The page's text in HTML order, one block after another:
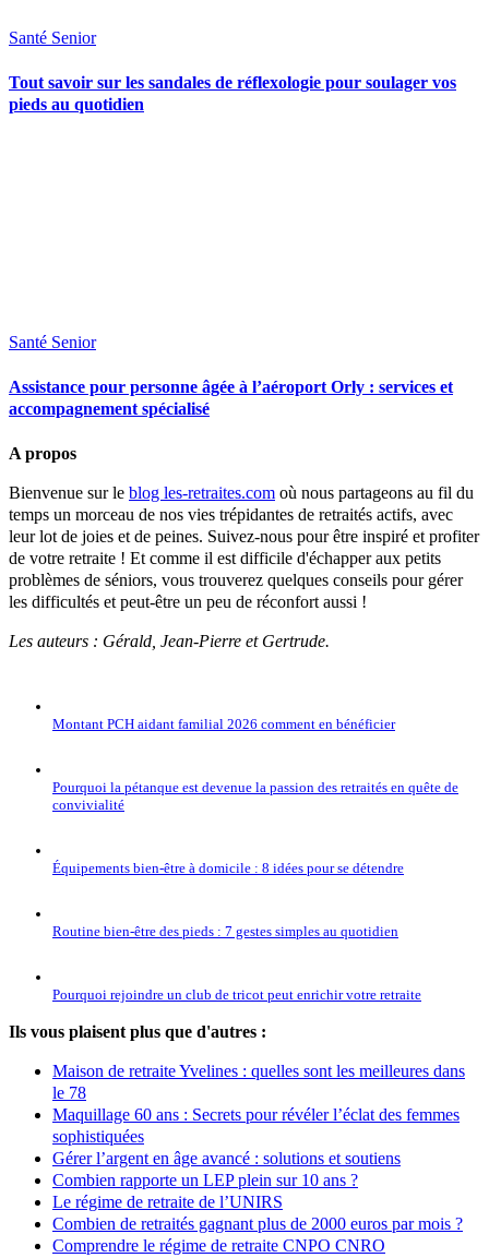
Santé Senior
Tout savoir sur les sandales de réflexologie pour soulager vos
pieds au quotidien
Santé Senior
Assistance pour personne âgée à l’aéroport Orly : services et
accompagnement spécialisé
A propos
Bienvenue sur le blog les-retraites.com où nous partageons au fil du
temps un morceau de nos vies trépidantes de retraités actifs, avec
leur lot de joies et de peines. Suivez-nous pour être inspiré et profiter
de votre retraite ! Et comme il est difficile d'échapper aux petits
problèmes de séniors, vous trouverez quelques conseils pour gérer
les difficultés et peut-être un peu de réconfort aussi !
Les auteurs : Gérald, Jean-Pierre et Gertrude.
Montant PCH aidant familial 2026 comment en bénéficier
Pourquoi la pétanque est devenue la passion des retraités en quête de
convivialité
Équipements bien-être à domicile : 8 idées pour se détendre
Routine bien-être des pieds : 7 gestes simples au quotidien
Pourquoi rejoindre un club de tricot peut enrichir votre retraite
Ils vous plaisent plus que d'autres :
Maison de retraite Yvelines : quelles sont les meilleures dans
le 78
Maquillage 60 ans : Secrets pour révéler l’éclat des femmes
sophistiquées
Gérer l’argent en âge avancé : solutions et soutiens
Combien rapporte un LEP plein sur 10 ans ?
Le régime de retraite de l’UNIRS
Combien de retraités gagnant plus de 2000 euros par mois ?
Comprendre le régime de retraite CNPO CNRO